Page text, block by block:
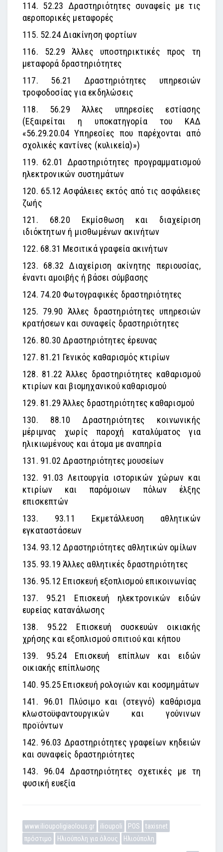
114. 52.23 Δραστηριότητες συναφείς με τις
αεροπορικές μεταφορές
115. 52.24 Διακίνηση φορτίων
116. 52.29 Άλλες υποστηρικτικές προς τη
μεταφορά δραστηριότητες
117. 56.21 Δραστηριότητες υπηρεσιών
τροφοδοσίας για εκδηλώσεις
118. 56.29 Άλλες υπηρεσίες εστίασης
(Εξαιρείται η υποκατηγορία του ΚΑΔ
«56.29.20.04 Υπηρεσίες που παρέχονται από
σχολικές καντίνες (κυλικεία)»)
119. 62.01 Δραστηριότητες προγραμματισμού
ηλεκτρονικών συστημάτων
120. 65.12 Ασφάλειες εκτός από τις ασφάλειες
ζωής
121. 68.20 Εκμίσθωση και διαχείριση
ιδιόκτητων ή μισθωμένων ακινήτων
122. 68.31 Μεσιτικά γραφεία ακινήτων
123. 68.32 Διαχείριση ακίνητης περιουσίας,
έναντι αμοιβής ή βάσει σύμβασης
124. 74.20 Φωτογραφικές δραστηριότητες
125. 79.90 Άλλες δραστηριότητες υπηρεσιών
κρατήσεων και συναφείς δραστηριότητες
126. 80.30 Δραστηριότητες έρευνας
127. 81.21 Γενικός καθαρισμός κτιρίων
128. 81.22 Άλλες δραστηριότητες καθαρισμού
κτιρίων και βιομηχανικού καθαρισμού
129. 81.29 Άλλες δραστηριότητες καθαρισμού
130. 88.10 Δραστηριότητες κοινωνικής
μέριμνας χωρίς παροχή καταλύματος για
ηλικιωμένους και άτομα με αναπηρία
131. 91.02 Δραστηριότητες μουσείων
132. 91.03 Λειτουργία ιστορικών χώρων και
κτιρίων και παρόμοιων πόλων έλξης
επισκεπτών
133. 93.11 Εκμετάλλευση αθλητικών
εγκαταστάσεων
134. 93.12 Δραστηριότητες αθλητικών ομίλων
135. 93.19 Άλλες αθλητικές δραστηριότητες
136. 95.12 Επισκευή εξοπλισμού επικοινωνίας
137. 95.21 Επισκευή ηλεκτρονικών ειδών
ευρείας κατανάλωσης
138. 95.22 Επισκευή συσκευών οικιακής
χρήσης και εξοπλισμού σπιτιού και κήπου
139. 95.24 Επισκευή επίπλων και ειδών
οικιακής επίπλωσης
140. 95.25 Επισκευή ρολογιών και κοσμημάτων
141. 96.01 Πλύσιμο και (στεγνό) καθάρισμα
κλωστοϋφαντουργικών και γούνινων
προϊόντων
142. 96.03 Δραστηριότητες γραφείων κηδειών
και συναφείς δραστηριότητες
143. 96.04 Δραστηριότητες σχετικές με τη
φυσική ευεξία
www.ilioupoligiaolous.gr ilioupoli POS
taxisnet
πρόστιμο
Ηλιούπολη για όλους Ηλιούπολη